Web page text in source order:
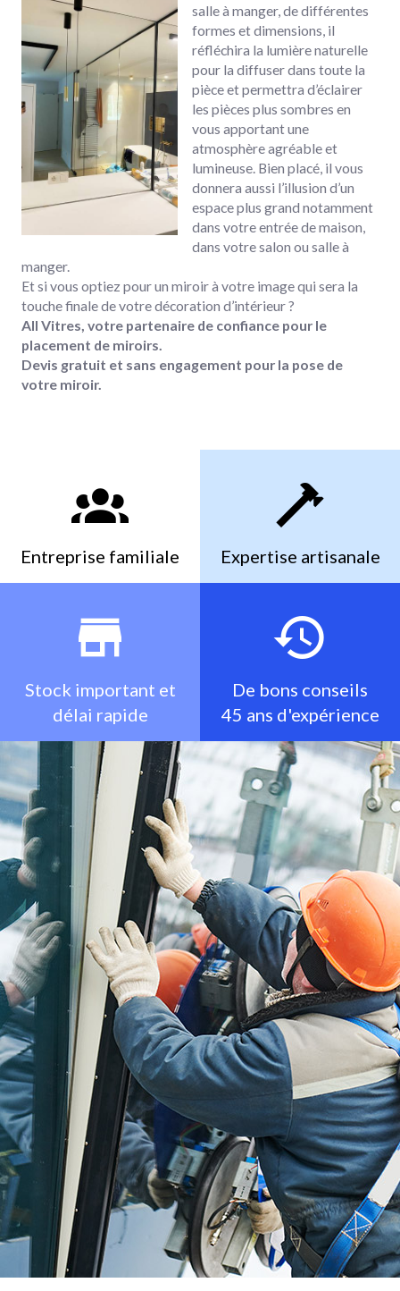
salle à manger, de différentes
formes et dimensions, il
réfléchira la lumière naturelle
pour la diffuser dans toute la
pièce et permettra d’éclairer
les pièces plus sombres en
vous apportant une
atmosphère agréable et
lumineuse. Bien placé, il vous
donnera aussi l’illusion d’un
espace plus grand notamment
dans votre entrée de maison,
dans votre salon ou salle à
manger.
Et si vous optiez pour un miroir à votre image qui sera la
touche finale de votre décoration d’intérieur ?
All Vitres, votre partenaire de confiance pour le
placement de miroirs.
Devis gratuit et sans engagement pour la pose de
votre miroir.
Entreprise familiale Expertise artisanale
Stock important et
délai rapide
De bons conseils
45 ans d'expérience